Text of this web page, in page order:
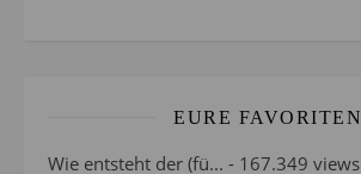
EURE FAVORITEN
Wie entsteht der (fü... - 167.349 views